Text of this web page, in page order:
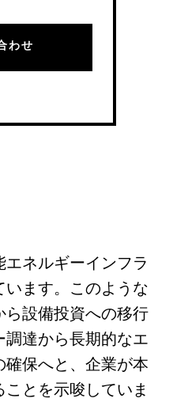
わせ
ネルギーインフラ
ます。このような
設備投資への移行
達から長期的なエ
保へと、企業が本
とを示唆していま